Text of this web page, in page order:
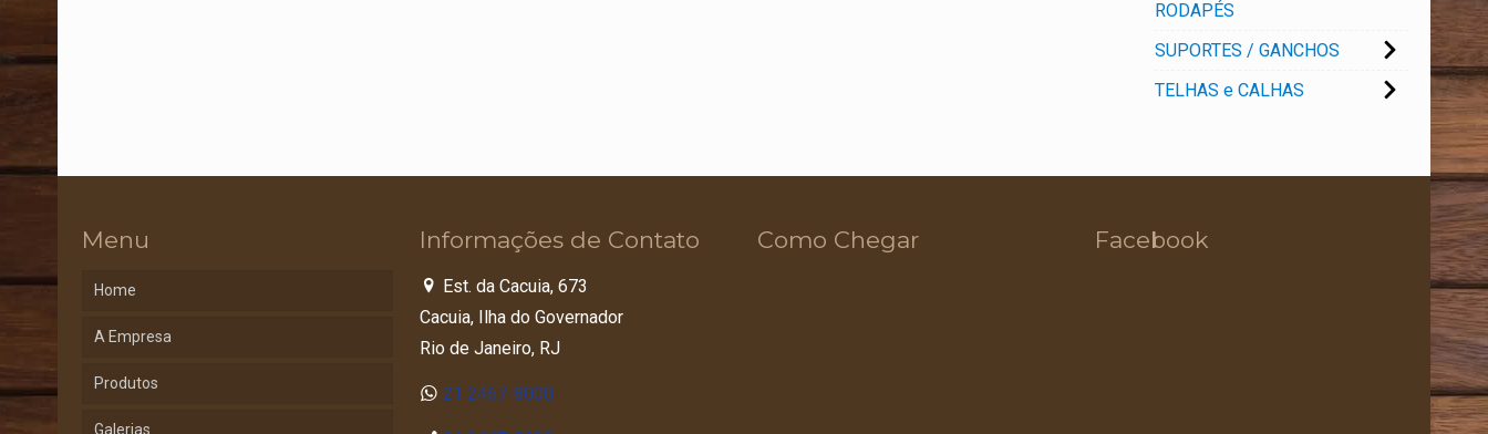
RODAPÉS
SUPORTES / GANCHOS
TELHAS e CALHAS
Menu
Home
A Empresa
Produtos
Galerias
Informações de Contato
Est. da Cacuia, 673
Cacuia, Ilha do Governador
Rio de Janeiro, RJ
21 2467-8000
Como Chegar Facebook